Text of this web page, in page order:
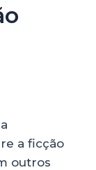
a ficção
outros